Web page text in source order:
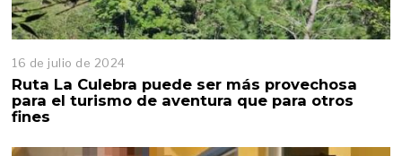
16 de julio de 2024
Ruta La Culebra puede ser más provechosa
para el turismo de aventura que para otros
fines